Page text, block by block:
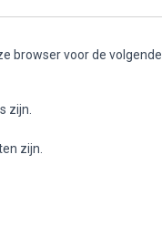
browser voor de
zijn.
zijn.